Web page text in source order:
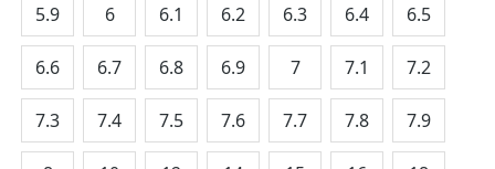
5.9 6 6.1 6.2 6.3 6.4 6.5
6.6 6.7 6.8 6.9 7 7.1 7.2
7.3 7.4 7.5 7.6 7.7 7.8 7.9